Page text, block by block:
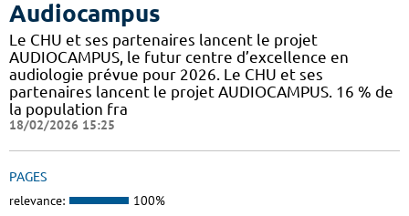
Audiocampus
Le CHU et ses partenaires lancent le projet
AUDIOCAMPUS, le futur centre d’excellence en
audiologie prévue pour 2026. Le CHU et ses
partenaires lancent le projet AUDIOCAMPUS. 16 % de
la population fra
18/02/2026 15:25
PAGES
relevance: 100%